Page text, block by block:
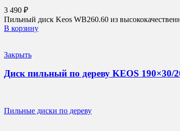
3 490 ₽
Пильный диск Keos WB260.60 из
В корзину
Закрыть
Диск пильный по дереву KEOS 190×30/
Пильные диски по дереву